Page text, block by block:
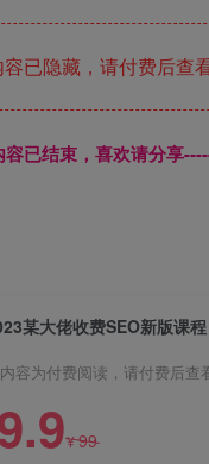
已隐藏，请付费后查
已结束，喜欢请分享
某大佬收费SEO新版课
容为付费阅读，请付费后查
¥99